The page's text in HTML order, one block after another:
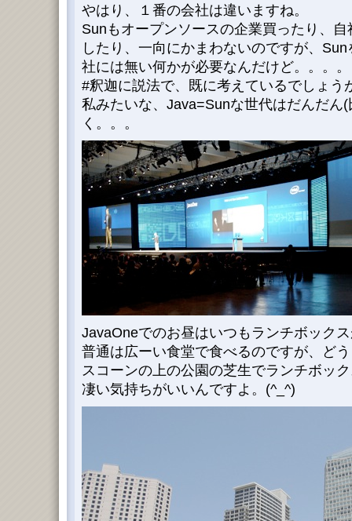
やはり、１番の会社は違いますね。
Sunもオープンソースの企業買ったり、
したり、一向にかまわないのですが、
社には無い何かが必要なんだけど。。。。
#釈迦に説法で、既に考えているでしょう
私みたいな、Java=Sunな世代はだんだん
く。。。
JavaOneでのお昼はいつもランチボック
普通は広ーい食堂で食べるのですが、ど
スコーンの上の公園の芝生でランチボッ
凄い気持ちがいいんですよ。(^_^)